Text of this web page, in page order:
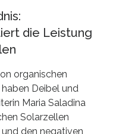
die Leistung
organischen
Deibel und
Maria Saladina
Solarzellen
den negativen